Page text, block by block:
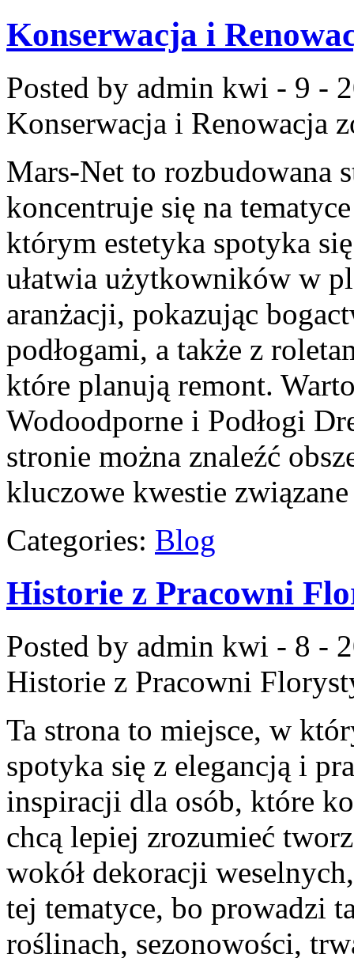
Konserwacja i
Posted by admin kwi - 9 -
Konserwacja i Renowacja
Mars-Net to rozbudowana
koncentruje się na
którym estetyka spotyka
ułatwia użytkowników w
aranżacji, pokazując
podłogami, a także z
które planują remont.
Wodoodporne i Podłogi
stronie można znaleźć
kluczowe kwestie
Categories: Blog
Historie z Pracowni
Posted by admin kwi - 8 -
Historie z Pracowni
Ta strona to miejsce, w
spotyka się z elegancją i
inspiracji dla osób, które
chcą lepiej zrozumieć
wokół dekoracji
tej tematyce, bo prowadzi
roślinach, sezonowości,